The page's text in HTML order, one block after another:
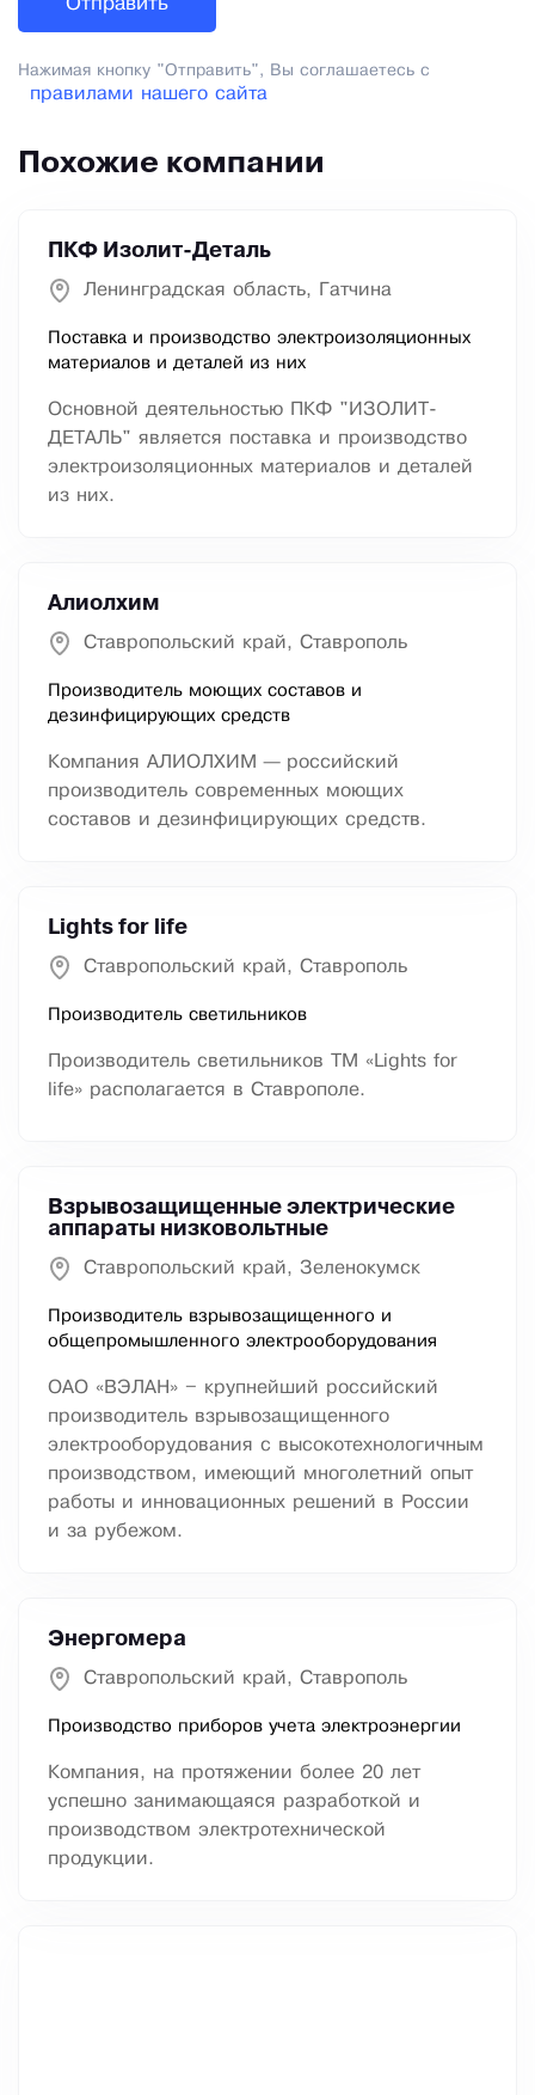
Нажимая кнопку "Отправить", Вы соглашаетесь с
правилами нашего сайта
Похожие компании
ПКФ Изолит-Деталь
Ленинградская область, Гатчина
Поставка и производство электроизоляционных
материалов и деталей из них
Основной деятельностью ПКФ "ИЗОЛИТ-
ДЕТАЛЬ" является поставка и производство
электроизоляционных материалов и деталей
из них.
Алиолхим
Ставропольский край, Ставрополь
Производитель моющих составов и
дезинфицирующих средств
Компания АЛИОЛХИМ — российский
производитель современных моющих
составов и дезинфицирующих средств.
Lights for life
Ставропольский край, Ставрополь
Производитель светильников
Производитель светильников ТМ «Lights for
life» располагается в Ставрополе.
Взрывозащищенные электрические
аппараты низковольтные
Ставропольский край, Зеленокумск
Производитель взрывозащищенного и
общепромышленного электрооборудования
ОАО «ВЭЛАН» – крупнейший российский
производитель взрывозащищенного
электрооборудования с высокотехнологичным
производством, имеющий многолетний опыт
работы и инновационных решений в России
и за рубежом.
Энергомера
Ставропольский край, Ставрополь
Производство приборов учета электроэнергии
Компания, на протяжении более 20 лет
успешно занимающаяся разработкой и
производством электротехнической
продукции.